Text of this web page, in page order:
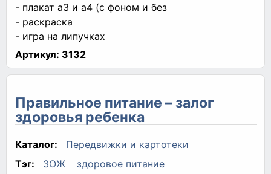
- плакат а3 и а4 (с фоном и без
- раскраска
- игра на липучках
Артикул: 3132
Правильное питание – залог
здоровья ребенка
Каталог:
Передвижки и картотеки
Тэг:
ЗОЖ здоровое питание